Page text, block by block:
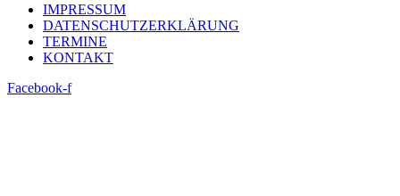
IMPRESSUM
DATENSCHUTZERKLÄRUNG
TERMINE
KONTAKT
Facebook-f